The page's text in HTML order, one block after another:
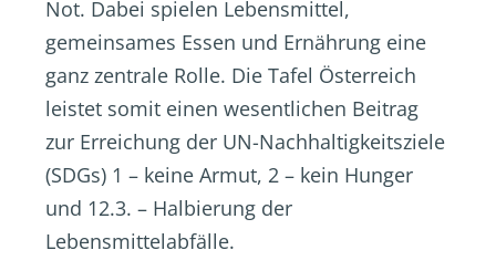
Not. Dabei spielen Lebensmittel,
gemeinsames Essen und Ernährung eine
ganz zentrale Rolle. Die Tafel Österreich
leistet somit einen wesentlichen Beitrag
zur Erreichung der UN-Nachhaltigkeitsziele
(SDGs) 1 – keine Armut, 2 – kein Hunger
und 12.3. – Halbierung der
Lebensmittelabfälle.